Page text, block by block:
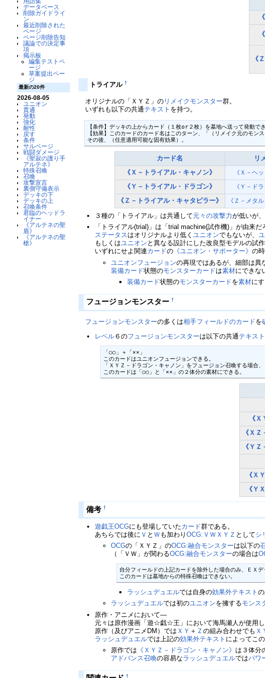
データベース
削除ガイドライ
ン
最近削除された
ページ
ページ削除告知
議論での決定事
項
掲示板
編集テストペ
ージ
草案提出ペー
ジ
最新の20件
2026-08-05
ユニオン
貫通
発動
強化
耐性
戻す
条件
サルベージ
戦闘ダメージ
《聖寂の護り手
アルテネ》
特殊召喚
召喚
攻撃宣言
裏側守備表示
デッキの下
デッキの上
召喚条件
君臨のヘッドラ
イナー
《アルテネの聖
盾》
《アルテネの聖
槍》
《
トライアル†
オリジナルの「ＸＹＺ」の リメイク モンスター群。
いずれも以下の共通テキスト を持つ。
【条件】デッキの上からカード（１枚or２枚）を墓地へ送って発動でき
【効果】このカードのカード名はこのターン、「（リメイク元のモンス
その後、（任意適用可能な固有効果）。
カード名 リ
《Ｘ－トライアル・キャノン》
《Ｘ－ヘ
《Ｙ－トライアル・ドラゴン》
《Ｙ－ド
《Ｚ－トライアル・キャタピラー》 《Ｚ－メタ
３種の「トライアル」は共通して元々の攻撃力が低いが、
「トライアル(trial)」は「trial machine(試作機)」が由来だ
ステータスはオリジナルより低くユニオンでもないが、
もしくはユニオン と異なる設計にした改良型モデルの試
いずれにせよ関連カードの 《ユニオン・サポーター》の
ユニオンフュージョンの再現ではあるが、細部は異
装備カード状態のモンスターカードは素材にできな
装備カード状態のモンスターカードを素材に
フュージョンモンスター †
フュージョンモンスターの多くは相手フィールドのカードを
レベル ６のフュージョンモンスターは以下の共通テキスト
「○○」＋「××」
このカードはユニオンフュージョンできる。
「ＸＹＺ－ドラゴン・キャノン」をフュージョン召喚する場合、
このカードは「○○」と「××」の２体分の素材にできる。
《
《Ｘ
《Ｙ
《Ｘ
《Ｙ
備考 †
遊戯王OCGにも登場していたカード群である。
あちらでは後に Ｖ と Ｗ も加わりOCG:ＶＷＸＹＺ としてシ
OCGの「ＸＹＺ」のOCG:融合モンスターは以下の
（「ＶＷ」が関わるOCG:融合モンスターの場合は
自分フィールドの上記カードを除外した場合のみ、ＥＸデ
このカードは墓地からの特殊召喚はできない。
ラッシュデュエルでは自身の効果外テキスト
ラッシュデュエルでは初のユニオンを擁するモンス
原作・アニメにおいて―
元々は原作漫画「遊☆戯☆王」において海馬瀬人が使用
原作（及びアニメDM）では ＸＹ ＋ Ｚの組み合わせでも Ｘ
ラッシュデュエルでは上記の効果外テキスト によってこ
原作では 《ＸＹＺ－ドラゴン・キャノン》 は３体分
アドバンス召喚の容易なラッシュデュエルではパワ
†